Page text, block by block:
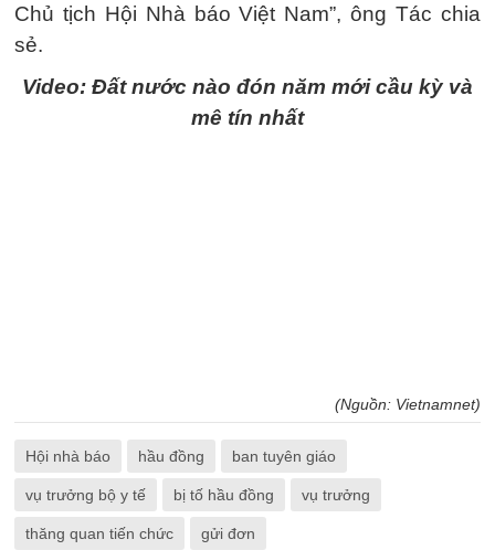
Chủ tịch Hội Nhà báo Việt Nam”, ông Tác chia
sẻ.
Video: Đất nước nào đón năm mới cầu kỳ và
mê tín nhất
(Nguồn: Vietnamnet)
Hội nhà báo hầu đồng ban tuyên giáo
vụ trưởng bộ y tế bị tố hầu đồng vụ trưởng
thăng quan tiến chức gửi đơn